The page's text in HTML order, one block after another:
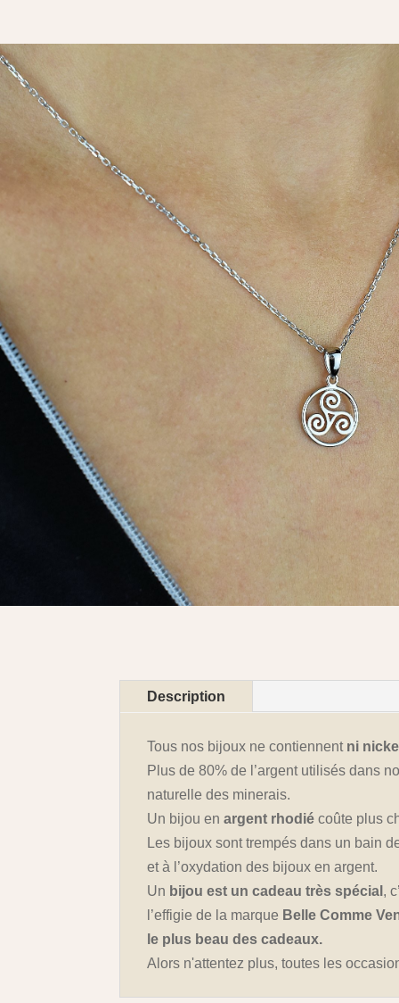
Description
Tous nos bijoux ne contiennent ni
Plus de 80% de l’argent utilisés dans
naturelle des minerais.
Un bijou enargent rhodié coûte plus
Les bijoux sont trempés dans un bain
et à l’oxydation des bijoux en argent.
Un bijou est un cadeau très spécial ,
l’effigie de la marque Belle Comme
le plus beau des cadeaux.
Alors n'attentez plus, toutes les